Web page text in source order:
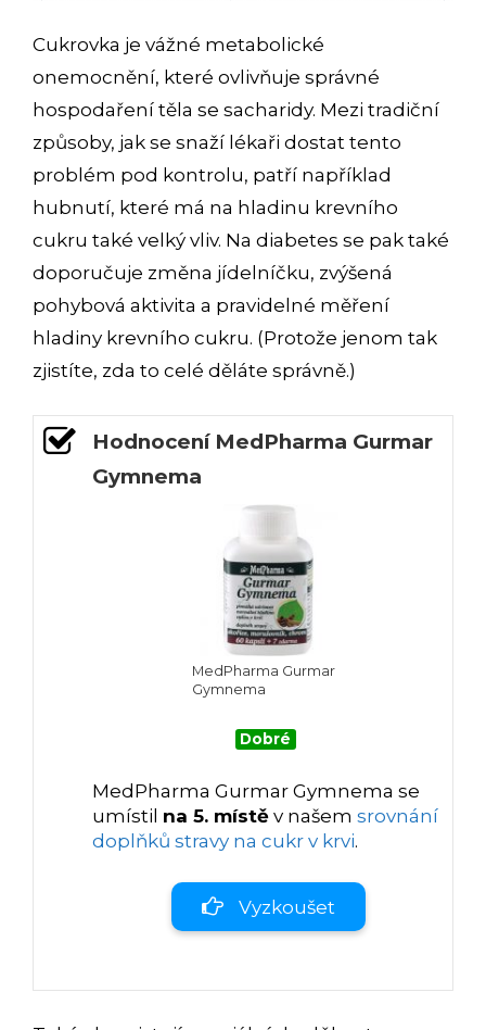
Cukrovka je vážné metabolické
onemocnění, které ovlivňuje správné
hospodaření těla se sacharidy. Mezi tradiční
způsoby, jak se snaží lékaři dostat tento
problém pod kontrolu, patří například
hubnutí, které má na hladinu krevního
cukru také velký vliv. Na diabetes se pak také
doporučuje změna jídelníčku, zvýšená
pohybová aktivita a pravidelné měření
hladiny krevního cukru. (Protože jenom tak
zjistíte, zda to celé děláte správně.)
Hodnocení MedPharma Gurmar
Gymnema
MedPharma Gurmar
Gymnema
Dobré
MedPharma Gurmar Gymnema se
umístil na 5. místě v našem srovnání
doplňků stravy na cukr v krvi.
Vyzkoušet